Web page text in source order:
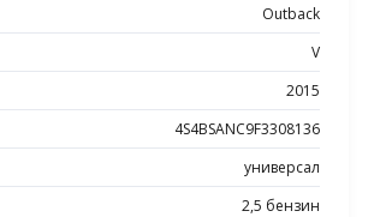
Outback
V
2015
4S4BSANC9F3308136
универсал
2,5 бензин